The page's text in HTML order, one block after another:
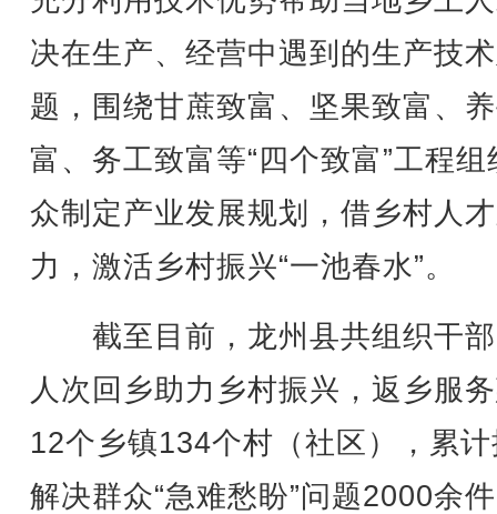
决在生产、经营中遇到的生产技
题，围绕甘蔗致富、坚果致富、
富、务工致富等“四个致富”工程组
众制定产业发展规划，借乡村人
力，激活乡村振兴“一池春水”。
截至目前，龙州县共组织干
人次回乡助力乡村振兴，返乡服
12个乡镇134个村（社区），累
解决群众“急难愁盼”问题2000余